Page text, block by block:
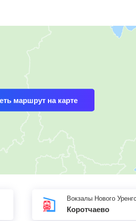
маршрут на карте
Вокзалы Нового
Коротчаево